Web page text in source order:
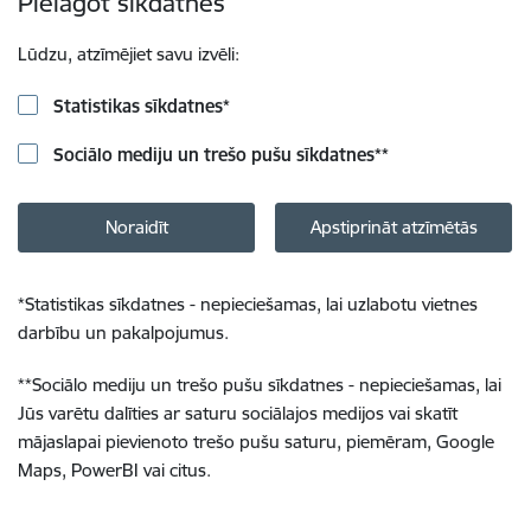
Lūdzu, atzīmējiet savu izvēli:
Statistikas sīkdatnes*
Sociālo mediju un trešo pušu sīkdatnes**
Noraidīt Apstiprināt atzīmētās
*Statistikas sīkdatnes - nepieciešamas, lai uzlabotu vietnes
darbību un pakalpojumus.
**Sociālo mediju un trešo pušu sīkdatnes - nepieciešamas, lai
Jūs varētu dalīties ar saturu sociālajos medijos vai skatīt
mājaslapai pievienoto trešo pušu saturu, piemēram, Google
Maps, PowerBI vai citus.